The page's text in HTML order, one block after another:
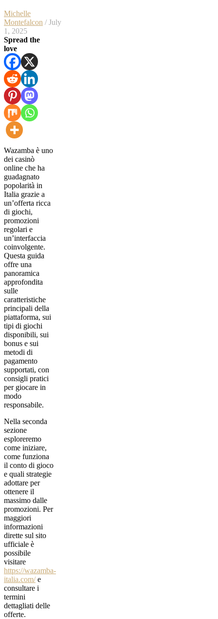
Michelle
Montefalcon / July
1, 2025
Spread the
love
Wazamba è uno
dei casinò
online che ha
guadagnato
popolarità in
Italia grazie a
un’offerta ricca
di giochi,
promozioni
regolari e
un’interfaccia
coinvolgente.
Questa guida
offre una
panoramica
approfondita
sulle
caratteristiche
principali della
piattaforma, sui
tipi di giochi
disponibili, sui
bonus e sui
metodi di
pagamento
supportati, con
consigli pratici
per giocare in
modo
responsabile.
Nella seconda
sezione
esploreremo
come iniziare,
come funziona
il conto di gioco
e quali strategie
adottare per
ottenere il
massimo dalle
promozioni. Per
maggiori
informazioni
dirette sul sito
ufficiale è
possibile
visitare
https://wazamba-
italia.com/e
consultare i
termini
dettagliati delle
offerte.